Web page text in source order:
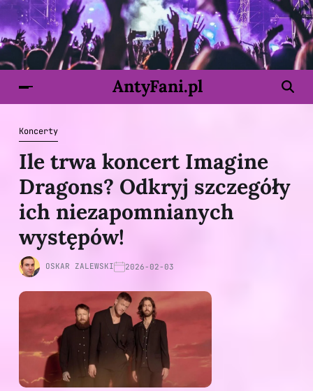
AntyFani.pl
Koncerty
Ile trwa koncert Imagine
Dragons? Odkryj szczegóły
ich niezapomnianych
występów!
OSKAR ZALEWSKI 2026-02-03